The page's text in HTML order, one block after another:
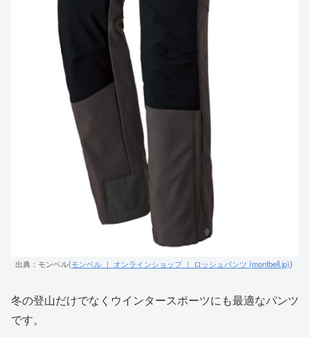
出典：モンベル(モンベル ｜ オンラインショップ ｜ ロッシュパンツ (montbell.jp))
冬の登山だけでなくウインタースポーツにも最適なパンツ
です。